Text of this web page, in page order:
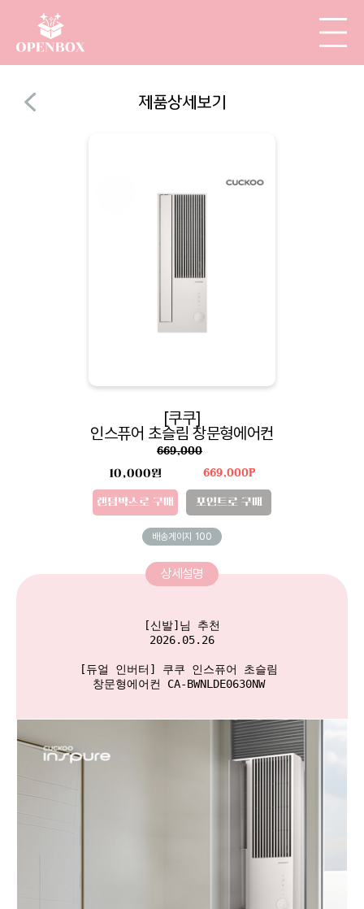
제품상세보기
[쿠쿠]
인스퓨어 초슬림 창문형에어컨
669,000
10,000원
랜덤박스로 구매
669,000P
포인트로 구매
배송게이지 100
상세설명
[신발]님 추천
2026.05.26
[듀얼 인버터] 쿠쿠 인스퓨어 초슬림
창문형에어컨 CA-BWNLDE0630NW